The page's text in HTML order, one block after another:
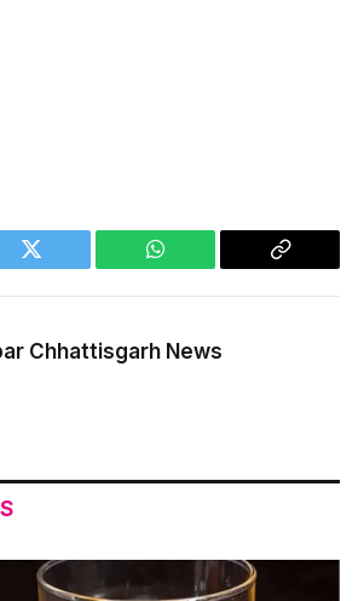
Twitter WhatsApp
Copy
Chhattisgarh News